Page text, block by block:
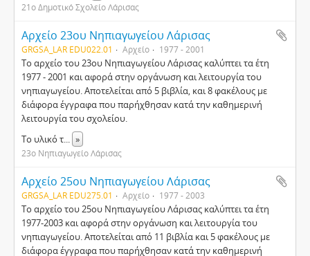
21ο Δημοτικό Σχολείο Λάρισας
Αρχείο 23ου Νηπιαγωγείου Λάρισας
GRGSA_LAR EDU022.01 Αρχείο 1977 - 2001
Το αρχείο του 23ου Νηπιαγωγείου Λάρισας καλύπτει τα έτη
1977 - 2001 και αφορά στην οργάνωση και λειτουργία του
νηπιαγωγείου. Αποτελείται από 5 βιβλία, και 8 φακέλους με
διάφορα έγγραφα που παρήχθησαν κατά την καθημερινή
λειτουργία του σχολείου.
Το υλικό τ... »
23ο Νηπιαγωγείο Λάρισας
Αρχείο 25ου Νηπιαγωγείου Λάρισας
GRGSA_LAR EDU275.01 Αρχείο 1977 - 2003
Το αρχείο του 25ου Νηπιαγωγείου Λάρισας καλύπτει τα έτη
1977-2003 και αφορά στην οργάνωση και λειτουργία του
νηπιαγωγείου. Αποτελείται από 11 βιβλία και 5 φακέλους με
διάφορα έγγραφα που παρήχθησαν κατά την καθημερινή